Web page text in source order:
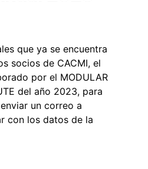
que ya se encuentra
socios de CACMI, el
por el MODULAR
del año 2023, para
un correo a
con los datos de la